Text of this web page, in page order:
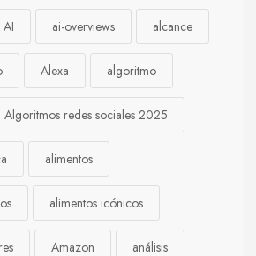
AI ai-overviews alcance
Alexa algoritmo
Algoritmos redes sociales 2025
alimentos
alimentos icónicos
Amazon análisis